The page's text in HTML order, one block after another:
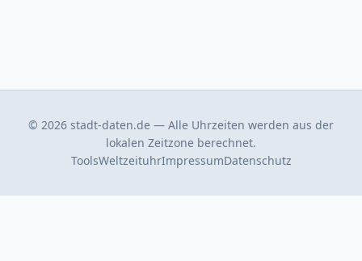
© 2026 stadt-daten.de — Alle Uhrzeiten werden aus der
lokalen Zeitzone berechnet.
ToolsWeltzeituhrImpressumDatenschutz